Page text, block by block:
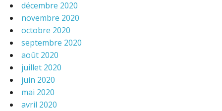
décembre 2020
novembre 2020
octobre 2020
septembre 2020
août 2020
juillet 2020
juin 2020
mai 2020
avril 2020